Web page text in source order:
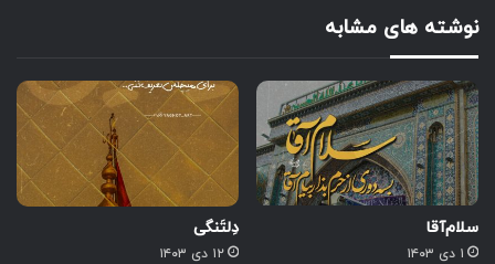
نوشته های مشابه
سلام‌آقا‌
۱ دی ۱۴۰۳
دِلتَنگی
۱۲ دی ۱۴۰۳